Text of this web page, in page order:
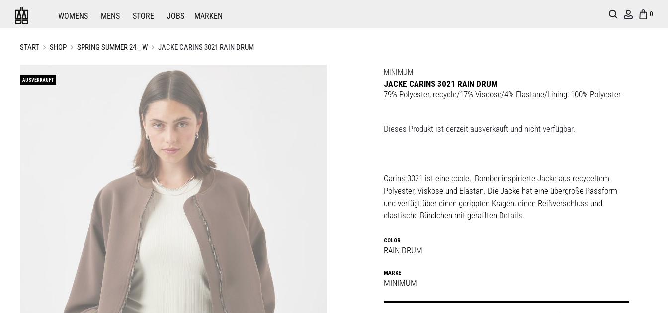
WOMENS MENS STORE JOBS MARKEN 0
Account
Search
START SHOP SPRING SUMMER 24 _ W JACKE CARINS 3021 RAIN DRUM
AUSVERKAUFT
MINIMUM
JACKE CARINS 3021 RAIN DRUM
79% Polyester, recycle/17% Viscose/4% Elastane/Lining: 100% Polyester
Dieses Produkt ist derzeit ausverkauft und nicht verfügbar.
Carins 3021 ist eine coole, Bomber inspirierte Jacke aus recyceltem
Polyester, Viskose und Elastan. Die Jacke hat eine übergroße Passform
und verfügt über einen gerippten Kragen, einen Reißverschluss und
elastische Bündchen mit gerafften Details.
COLOR
RAIN DRUM
MARKE
MINIMUM